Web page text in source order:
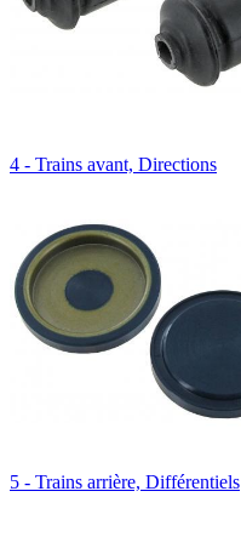
4 - Trains avant, Directions
5 - Trains arrière, Différentiels